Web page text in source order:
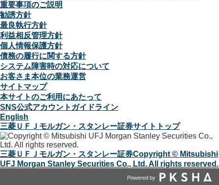
重要事項のご説明
勧誘方針
最良執行方針
利益相反管理方針
個人情報保護方針
債務の履行に関する方針
システム障害時の対応について
お客さま本位の業務運営
サイトマップ
本サイトのご利用にあたって
SNS公式アカウントガイドライン
English
三菱ＵＦＪモルガン・スタンレー証券サイトトップ
三菱ＵＦＪモルガン・スタンレー証券Copyright © Mitsubishi
UFJ Morgan Stanley Securities Co., Ltd. All rights reserved.
Powered by